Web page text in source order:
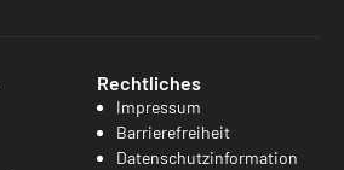
Rechtliches
Impressum
Barrierefreiheit
Datenschutzinformation